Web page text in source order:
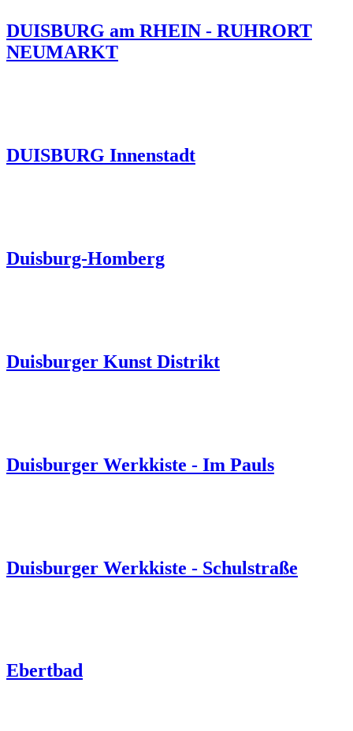
DUISBURG am RHEIN - RUHRORT
NEUMARKT
DUISBURG Innenstadt
Duisburg-Homberg
Duisburger Kunst Distrikt
Duisburger Werkkiste - Im Pauls
Duisburger Werkkiste - Schulstraße
Ebertbad